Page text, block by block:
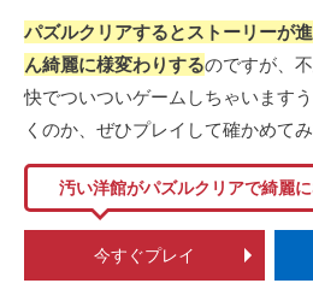
パズルクリアするとストーリーが
ん綺麗に様変わりするのですが、
快でついついゲームしちゃいます
くのか、ぜひプレイして確かめてみ
汚い洋館がパズルクリアで綺麗
今すぐプレイ